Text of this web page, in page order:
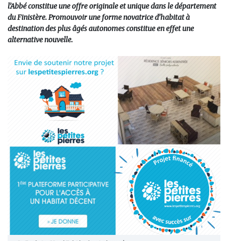
l’Abbé constitue une offre originale et unique dans le département
du Finistère. Promouvoir une forme novatrice d’habitat à
destination des plus âgés autonomes constitue en effet une
alternative nouvelle.